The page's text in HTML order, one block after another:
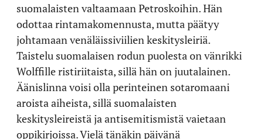
suomalaisten valtaamaan Petroskoihin. Hän
odottaa rintamakomennusta, mutta päätyy
johtamaan venäläissiviilien keskitysleiriä.
Taistelu suomalaisen rodun puolesta on vänrikki
Wolffille ristiriitaista, sillä hän on juutalainen.
Äänislinna voisi olla perinteinen sotaromaani
aroista aiheista, sillä suomalaisten
keskitysleireistä ja antisemitismistä vaietaan
oppikirjoissa. Vielä tänäkin päivänä